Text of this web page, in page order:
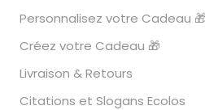
Personnalisez votre Cadeau 🎁
Créez votre Cadeau 🎁
Livraison & Retours
Citations et Slogans Ecolos